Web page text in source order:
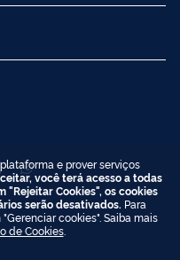
e prover serviços
você terá acesso a todas
"Rejeitar Cookies", os cookies
serão desativados. Para
cookies". Saiba mais
de Cookies.